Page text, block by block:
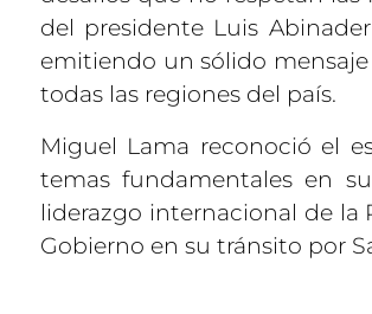
del presidente Luis
emitiendo un sólido
todas las regiones del país.
Miguel Lama reconoció el
temas fundamentales en
liderazgo internacional de la
Gobierno en su tránsito por